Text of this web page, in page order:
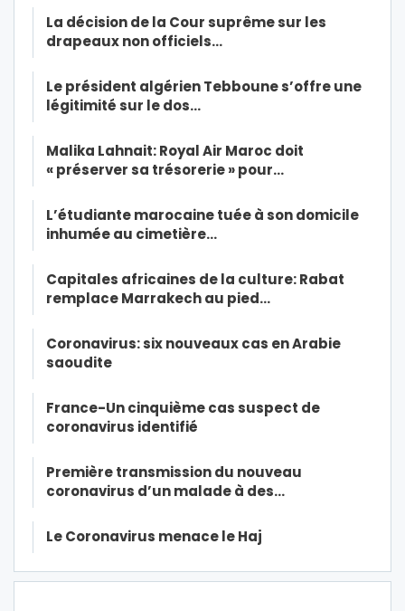
La décision de la Cour suprême sur les
drapeaux non officiels…
Le président algérien Tebboune s’offre une
légitimité sur le dos…
Malika Lahnait: Royal Air Maroc doit
« préserver sa trésorerie » pour…
L’étudiante marocaine tuée à son domicile
inhumée au cimetière…
Capitales africaines de la culture: Rabat
remplace Marrakech au pied…
Coronavirus: six nouveaux cas en Arabie
saoudite
France-Un cinquième cas suspect de
coronavirus identifié
Première transmission du nouveau
coronavirus d’un malade à des…
Le Coronavirus menace le Haj